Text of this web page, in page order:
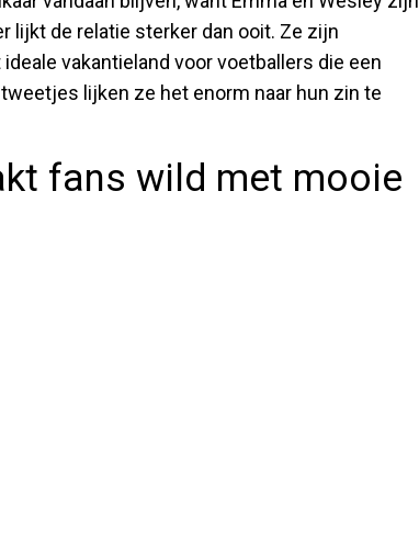
lijkt de relatie sterker dan ooit. Ze zijn
vakantieland voor voetballers die een
lijken ze het enorm naar hun zin te
fans wild met mooie